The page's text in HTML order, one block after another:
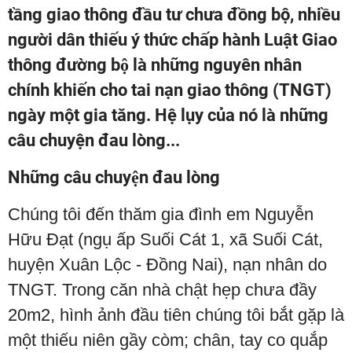
tầng giao thông đầu tư chưa đồng bộ, nhiều
người dân thiếu ý thức chấp hành Luật Giao
thông đường bộ là những nguyên nhân
chính khiến cho tai nạn giao thông (TNGT)
ngày một gia tăng. Hệ lụy của nó là những
câu chuyện đau lòng...
Những câu chuyện đau lòng
Chúng tôi đến thăm gia đình em Nguyễn
Hữu Đạt (ngụ ấp Suối Cát 1, xã Suối Cát,
huyện Xuân Lộc - Đồng Nai), nạn nhân do
TNGT. Trong căn nhà chật hẹp chưa đầy
20m2, hình ảnh đầu tiên chúng tôi bắt gặp là
một thiếu niên gầy còm; chân, tay co quắp